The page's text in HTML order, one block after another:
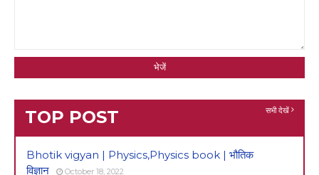
TOP POST सभी देखें
Bhotik vigyan | Physics,Physics book | भौतिक
विज्ञान
October 18, 2022